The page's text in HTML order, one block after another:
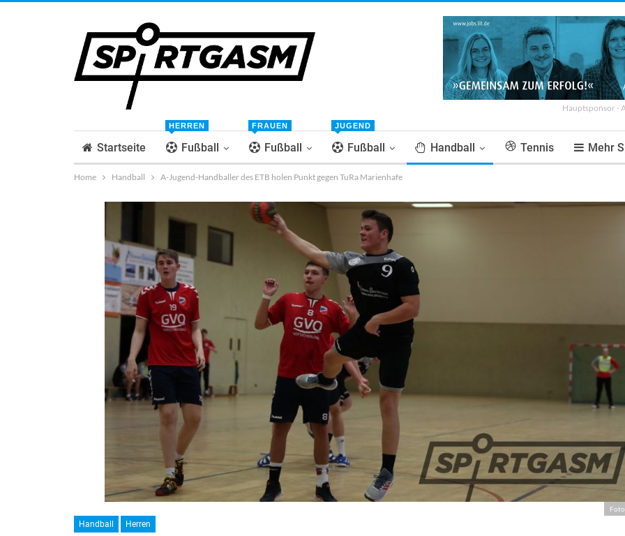
Hauptsponsor -
Startseite Fußball
HERREN
Fußball
FRAUEN
Fußball
JUGEND
Handball Tennis Mehr
Home Handball A-Jugend-Handballer des ETB holen Punkt gegen TuRa Marienhafe
Handball Herren